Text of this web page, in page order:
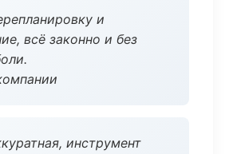
и
всё законно и без
инструмент